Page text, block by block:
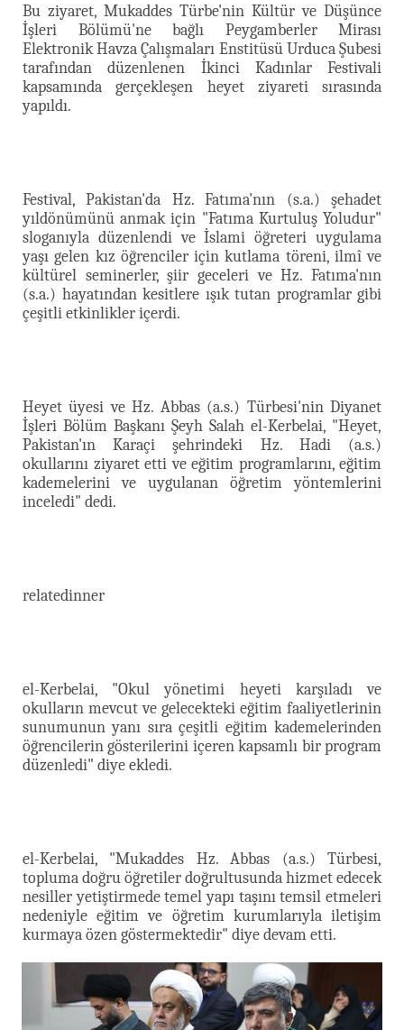
Bu ziyaret, Mukaddes Türbe'nin Kültür ve Düşünce
İşleri Bölümü'ne bağlı Peygamberler Mirası
Elektronik Havza Çalışmaları Enstitüsü Urduca Şubesi
tarafından düzenlenen İkinci Kadınlar Festivali
kapsamında gerçekleşen heyet ziyareti sırasında
yapıldı.
Festival, Pakistan'da Hz. Fatıma'nın (s.a.) şehadet
yıldönümünü anmak için "Fatıma Kurtuluş Yoludur"
sloganıyla düzenlendi ve İslami öğreteri uygulama
yaşı gelen kız öğrenciler için kutlama töreni, ilmî ve
kültürel seminerler, şiir geceleri ve Hz. Fatıma'nın
(s.a.) hayatından kesitlere ışık tutan programlar gibi
çeşitli etkinlikler içerdi.
Heyet üyesi ve Hz. Abbas (a.s.) Türbesi'nin Diyanet
İşleri Bölüm Başkanı Şeyh Salah el-Kerbelai, "Heyet,
Pakistan'ın Karaçi şehrindeki Hz. Hadi (a.s.)
okullarını ziyaret etti ve eğitim programlarını, eğitim
kademelerini ve uygulanan öğretim yöntemlerini
inceledi" dedi.
relatedinner
el-Kerbelai, "Okul yönetimi heyeti karşıladı ve
okulların mevcut ve gelecekteki eğitim faaliyetlerinin
sunumunun yanı sıra çeşitli eğitim kademelerinden
öğrencilerin gösterilerini içeren kapsamlı bir program
düzenledi" diye ekledi.
el-Kerbelai, "Mukaddes Hz. Abbas (a.s.) Türbesi,
topluma doğru öğretiler doğrultusunda hizmet edecek
nesiller yetiştirmede temel yapı taşını temsil etmeleri
nedeniyle eğitim ve öğretim kurumlarıyla iletişim
kurmaya özen göstermektedir" diye devam etti.​​​​​​​​​​​​​​​​